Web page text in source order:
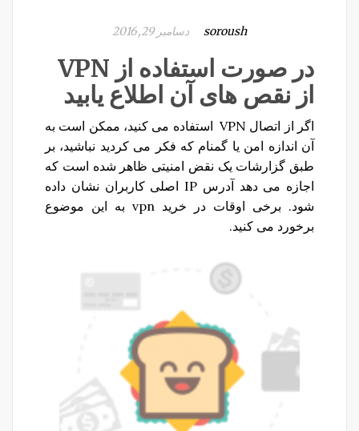
soroush دسامبر 29, 2016
در صورت استفاده از VPN
از نقص های آن اطلاع یابید
اگر از اتصال VPN استفاده می کنید، ممکن است به
آن اندازه امن یا گمنام که فکر می کردید نباشید، بر
طبق گزارشات یک نقض امنیتی ظاهر شده است که
اجازه می دهد آدرس IP اصلی کاربران نشان داده
شود. برخی اوقات در خرید vpn به این موضوع
برخورد می کنید.